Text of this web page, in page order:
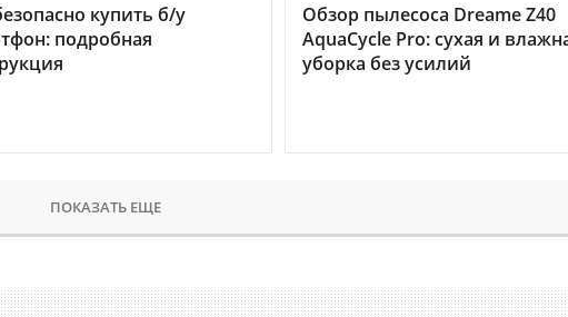
купить б/у
подробная
Обзор пылесоса Dreame Z40
AquaCycle Pro: сухая и
уборка без усилий
ПОКАЗАТЬ ЕЩЕ